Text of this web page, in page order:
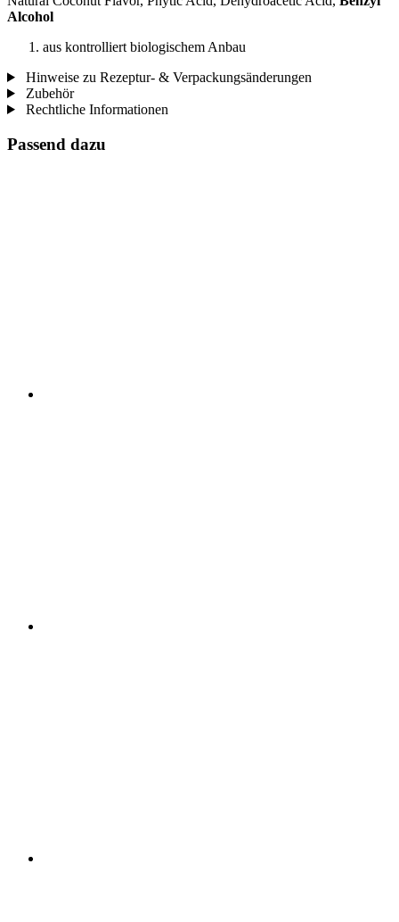
Alcohol
aus kontrolliert biologischem Anbau
Hinweise zu Rezeptur- & Verpackungsänderungen
Zubehör
Rechtliche Informationen
Passend dazu